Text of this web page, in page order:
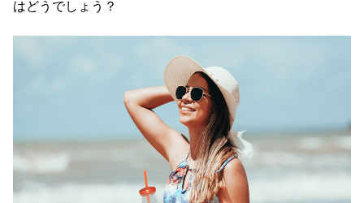
はどうでしょう？